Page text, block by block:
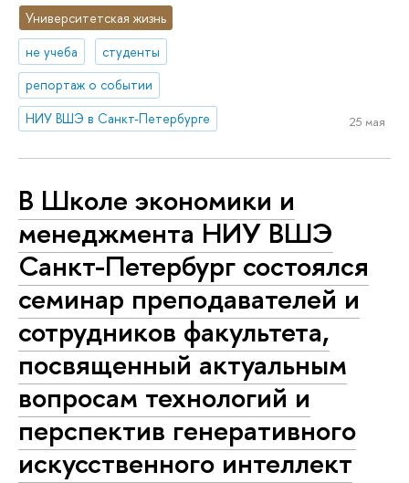
Университетская жизнь
не учеба
студенты
репортаж о событии
НИУ ВШЭ в Санкт-Петербурге
25 мая
В Школе экономики и
менеджмента НИУ ВШЭ
Санкт-Петербург состоялся
семинар преподавателей и
сотрудников факультета,
посвященный актуальным
вопросам технологий и
перспектив генеративного
искусственного интеллект